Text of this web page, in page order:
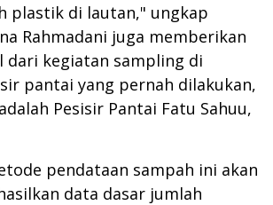
plastik di lautan," ungkap
Rahmadani juga memberikan
dari kegiatan sampling di
pantai yang pernah dilakukan,
Pesisir Pantai Fatu Sahuu,
pendataan sampah ini akan
data dasar jumlah